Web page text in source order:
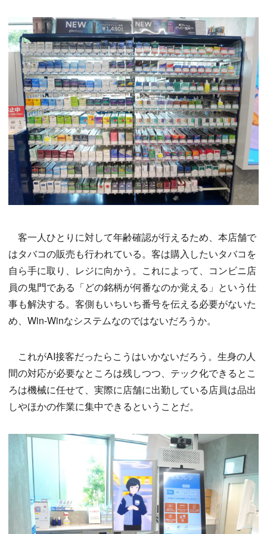
客一人ひとりに対して年齢確認が行えるため、本店舗で
はタバコの販売も行われている。客は購入したいタバコを
自ら手に取り、レジに向かう。これによって、コンビニ店
員の鬼門である「どの銘柄が何番なのか覚える」という仕
事も解決する。客側もいちいち番号を伝える必要がないた
め、Win-Winなシステムなのではないだろうか。
これがAI接客だったらこうはいかないだろう。生身の人
間の対応が必要なところは残しつつ、テック化できるとこ
ろは機械に任せて、実際に店舗に出勤している店員は品出
しやほかの作業に集中できるということだ。